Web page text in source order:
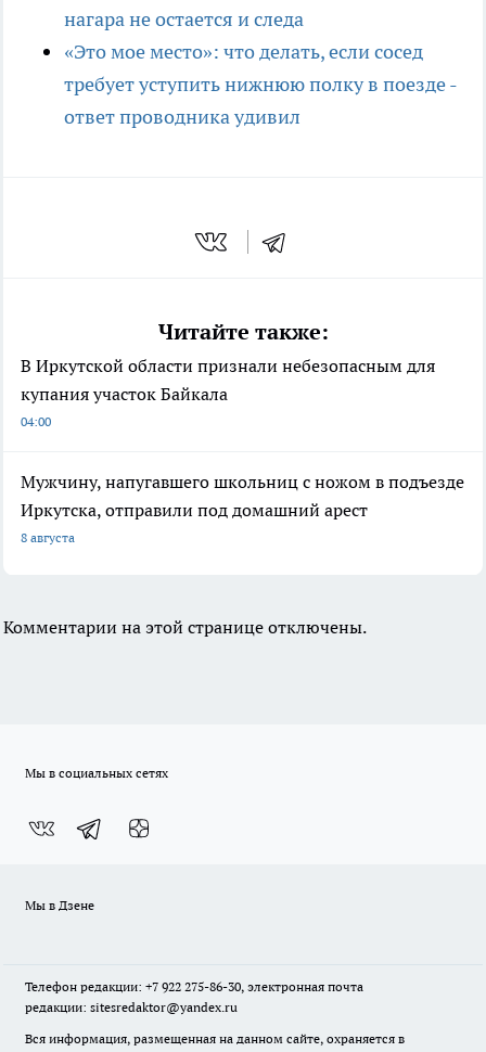
нагара не остается и следа
«Это мое место»: что делать, если сосед
требует уступить нижнюю полку в поезде -
ответ проводника удивил
Читайте также:
В Иркутской области признали небезопасным для
купания участок Байкала
04:00
Мужчину, напугавшего школьниц с ножом в подъезде
Иркутска, отправили под домашний арест
8 августа
Комментарии на этой странице отключены.
Мы в социальных сетях
Мы в Дзене
Телефон редакции: +7 922 275-86-30, электронная почта
редакции: sitesredaktor@yandex.ru
Вся информация, размещенная на данном сайте, охраняется в